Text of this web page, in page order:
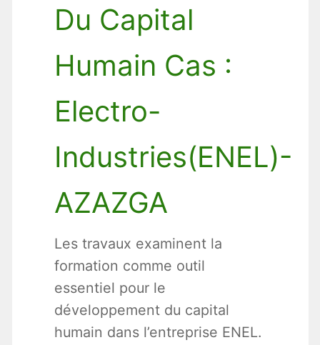
Du Capital
Humain Cas :
Electro-
Industries(ENEL)-
AZAZGA
Les travaux examinent la
formation comme outil
essentiel pour le
développement du capital
humain dans l’entreprise ENEL.